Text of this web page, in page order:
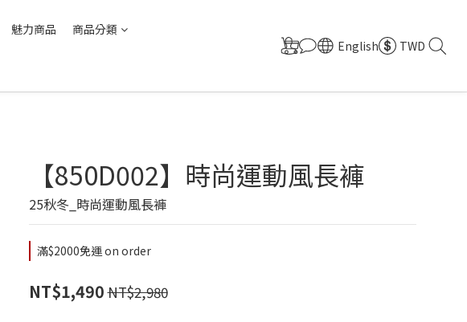
魅力商品 商品分類
English TWD
【850D002】時尚運動風長褲
25秋冬_時尚運動風長褲
滿$2000免運 on order
NT$1,490NT$2,980